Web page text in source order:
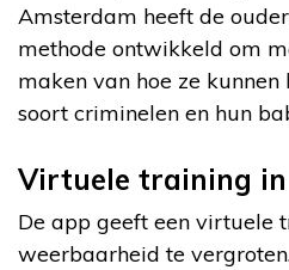
Amsterdam heeft de
methode ontwikkeld om
maken van hoe ze
soort criminelen en hun
Virtuele training in
De app geeft een virtuele
weerbaarheid te